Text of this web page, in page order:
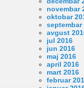
novembar
oktobar
septembar
avgust
jul 2016
jun 2016
maj 2016
april 2016
mart 2016
februar